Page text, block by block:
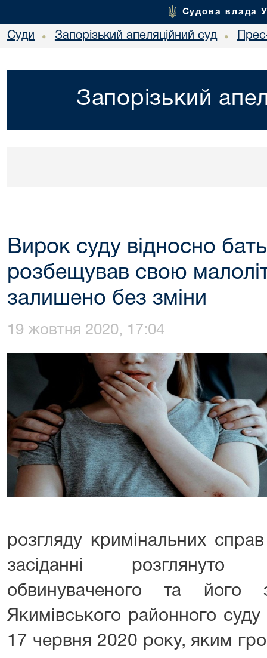
Судова влада
Суди • Запорізький апеляційний суд •
Запорізький
Вирок суду відносно
розбещував свою
залишено без зміни
19 жовтня 2020, 17:04
розгляду кримінальних
засіданні розглянуто
обвинуваченого та його
Якимівського районного суду
17 червня 2020 року, яким